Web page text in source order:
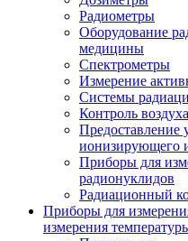
Радиометры
Оборудование
медицины
Спектрометры
Измерение
Системы
Контроль воздуха
Предоставление
ионизирующего
Приборы для
радионуклидов
Радиационный
Приборы для
измерения